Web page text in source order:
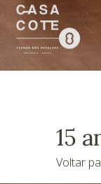
15
Voltar